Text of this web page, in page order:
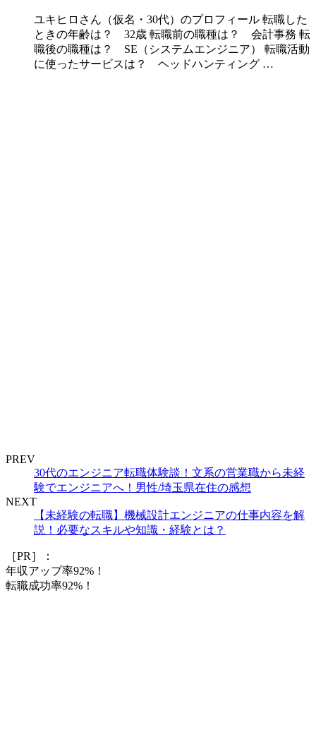
ユキヒロさん（仮名・30代）のプロフィール 転職した
ときの年齢は？ 32歳 転職前の職種は？ 会計事務 転
職後の職種は？ SE（システムエンジニア） 転職活動
に使ったサービスは？ ヘッドハンティング …
PREV
30代のエンジニア転職体験談！文系の営業職から未経
験でエンジニアへ！男性/埼玉県在住の感想
NEXT
【未経験の転職】機械設計エンジニアの仕事内容を解
説！必要なスキルや知識・経験とは？
［PR］：
年収アップ率92%！
転職成功率92%！